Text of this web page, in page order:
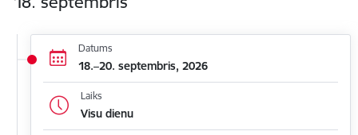
Datums
18.–20. septembris, 2026
Laiks
Visu dienu